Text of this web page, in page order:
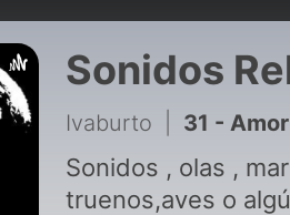
Sonidos
Ivaburto 31 - Amor
Sonidos , olas ,
truenos,aves o